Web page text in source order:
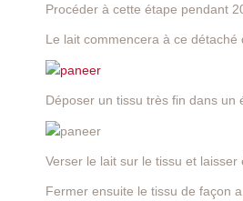
Procéder à cette étape pendant
Le lait commencera à ce détaché
Déposer un tissu très fin dans un
Verser le lait sur le tissu et laisser
Fermer ensuite le tissu de façon